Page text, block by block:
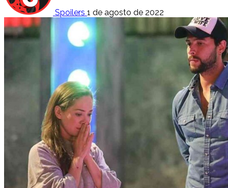
Spoilers 1 de agosto de 2022